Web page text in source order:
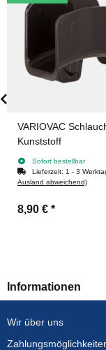
VARIOVAC
Kunststoff
Sofort bestellbar
Lieferzeit: 1 - 3
Ausland abweichend)
8,90 € *
Informationen
Wir über uns